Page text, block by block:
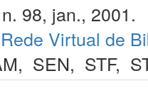
98, jan., 2001.
Rede Virtual de
, SEN, STF,